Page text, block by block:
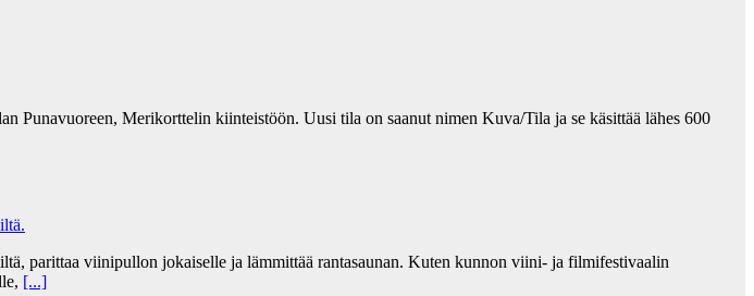
Punavuoreen, Merikorttelin kiinteistöön. Uusi tila on saanut nimen Kuva/Tila ja se käsittää lähes 600
parittaa viinipullon jokaiselle ja lämmittää rantasaunan. Kuten kunnon viini- ja filmifestivaalin
[...]